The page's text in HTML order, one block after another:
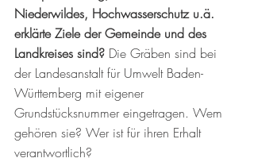
Niederwildes, Hochwasserschutz u.ä.
erklärte Ziele der Gemeinde und des
Landkreises sind? Die Gräben sind bei
der Landesanstalt für Umwelt Baden-
Württemberg mit eigener
Grundstücksnummer eingetragen. Wem
gehören sie? Wer ist für ihren Erhalt
verantwortlich?